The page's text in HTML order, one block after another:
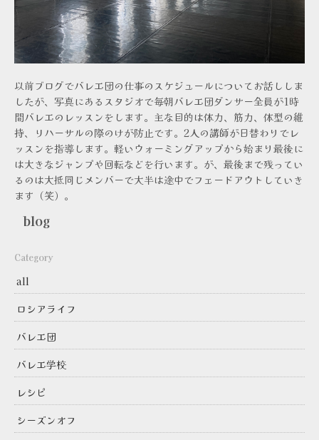
以前ブログでバレエ団の仕事のスケジュールについてお話ししま
したが、写真にあるスタジオで毎朝バレエ団ダンサー全員が1時
間バレエのレッスンをします。主な目的は体力、筋力、体型の維
持、リハーサルの際のけが防止です。2人の講師が日替わりでレ
ッスンを指導します。軽いウォーミングアップから始まり最後に
は大きなジャンプや回転などを行います。が、最後まで残ってい
るのは大抵同じメンバーで大半は途中でフェードアウトしていき
ます（笑）。
blog
Category
all
ロシアライフ
バレエ団
バレエ学校
レシピ
シーズンオフ